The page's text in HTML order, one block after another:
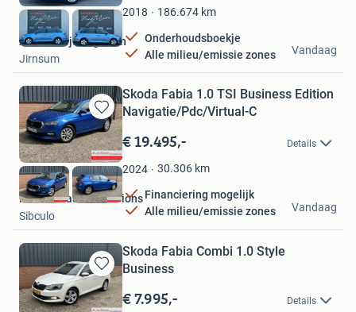
Favorieten
2018 186.674 km
Onderhoudsboekje
Alle milieu/emissie zones
Autobedrijf Nugteren
Jirnsum
Vandaag
Bewaren
in
Mijn
Favorieten
Skoda Fabia 1.0 TSI Business Edition
Navigatie/Pdc/Virtual-C
€ 19.495,- Details
2024 30.306 km
Financiering mogelijk
Alle milieu/emissie zones
M. van Braam Occasions
Sibculo
Vandaag
Bewaren
in
Mijn
Skoda Fabia Combi 1.0 Style
Business
€ 7.995,- Details